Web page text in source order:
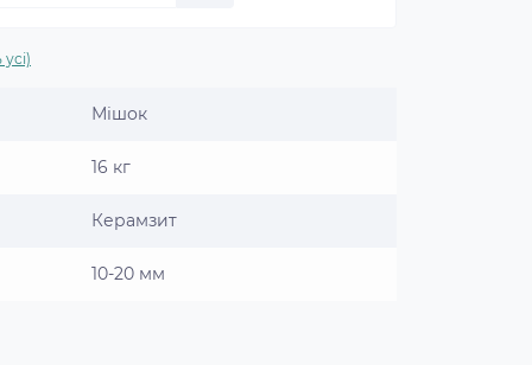
Мішок
16 кг
Керамзит
10-20 мм